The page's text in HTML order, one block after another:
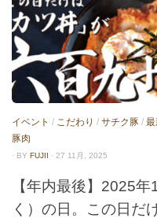
イベント / こだわり / サチク豚 / 最
豚肉
· BY FUJII · 27 11月, 2025
【年内最後】2025
く）の日。この日だ